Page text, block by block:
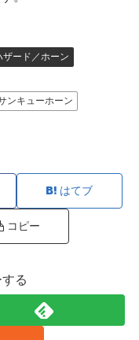
ード／ホーン
ンキューホーン
はてブ
コピー
る